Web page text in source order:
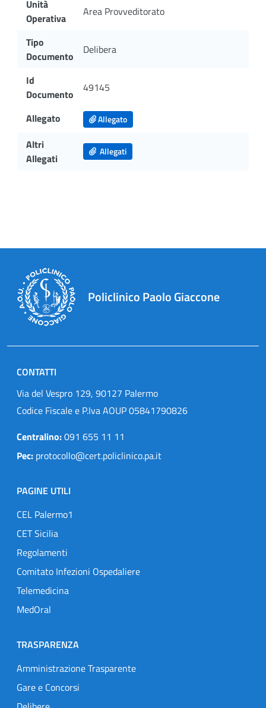
Unità
Operativa
Area Provveditorato
Tipo
Documento
Delibera
Id
Documento
49145
Allegato Allegato
Altri
Allegati
Allegati
Policlinico Paolo Giaccone
CONTATTI
Via del Vespro 129, 90127 Palermo
Codice Fiscale e P.Iva AOUP 05841790826
Centralino:091 655 11 11
Pec: protocollo@cert.policlinico.pa.it
PAGINE UTILI
CEL Palermo1
CET Sicilia
Regolamenti
Comitato Infezioni Ospedaliere
Telemedicina
MedOral
TRASPARENZA
Amministrazione Trasparente
Gare e Concorsi